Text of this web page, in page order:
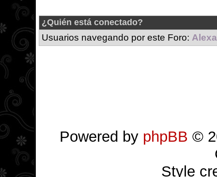
¿Quién está conectado?
Usuarios navegando por este Foro:
Powered by phpBB ©
Style